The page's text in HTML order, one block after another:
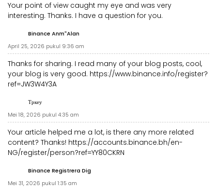
Your point of view caught my eye and was very
interesting. Thanks. I have a question for you.
Binance Anm"alan
April 25, 2026 pukul 9:36 am
Thanks for sharing. I read many of your blog posts, cool,
your blog is very good. https://www.binance.info/register?
ref=JW3W4Y3A
Тркеу
Mei 18, 2026 pukul 4:35 am
Your article helped me a lot, is there any more related
content? Thanks! https://accounts.binance.bh/en-
NG/register/person?ref=YY80CKRN
Binance Registrera Dig
Mei 31, 2026 pukul 1:35 am